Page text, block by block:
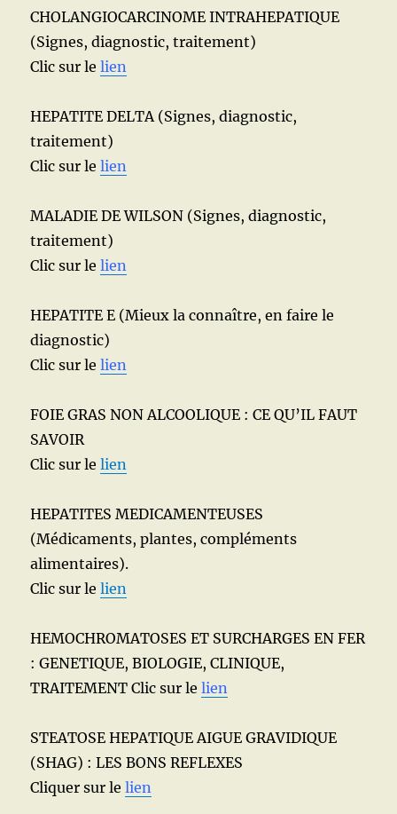
CHOLANGIOCARCINOME INTRAHEPATIQUE
(Signes, diagnostic, traitement)
Clic sur lelien
HEPATITE DELTA (Signes, diagnostic,
traitement)
Clic sur lelien
MALADIE DE WILSON (Signes, diagnostic,
traitement)
Clic sur lelien
HEPATITE E (Mieux la connaître, en faire le
diagnostic)
Clic sur lelien
FOIE GRAS NON ALCOOLIQUE : CE QU’IL FAUT
SAVOIR
Clic sur lelien
HEPATITES MEDICAMENTEUSES
(Médicaments, plantes, compléments
alimentaires).
Clic sur lelien
HEMOCHROMATOSES ET SURCHARGES EN FER
: GENETIQUE, BIOLOGIE, CLINIQUE,
TRAITEMENT Clic sur lelien
STEATOSE HEPATIQUE AIGUE GRAVIDIQUE
(SHAG) : LES BONS REFLEXES
Cliquer sur lelien